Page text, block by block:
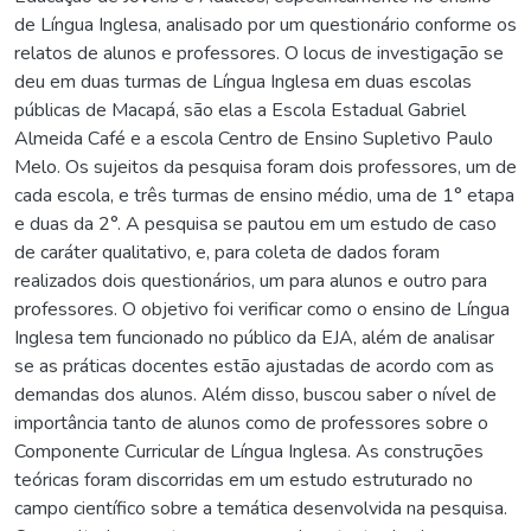
de Língua Inglesa, analisado por um questionário conforme os
relatos de alunos e professores. O locus de investigação se
deu em duas turmas de Língua Inglesa em duas escolas
públicas de Macapá, são elas a Escola Estadual Gabriel
Almeida Café e a escola Centro de Ensino Supletivo Paulo
Melo. Os sujeitos da pesquisa foram dois professores, um de
cada escola, e três turmas de ensino médio, uma de 1° etapa
e duas da 2°. A pesquisa se pautou em um estudo de caso
de caráter qualitativo, e, para coleta de dados foram
realizados dois questionários, um para alunos e outro para
professores. O objetivo foi verificar como o ensino de Língua
Inglesa tem funcionado no público da EJA, além de analisar
se as práticas docentes estão ajustadas de acordo com as
demandas dos alunos. Além disso, buscou saber o nível de
importância tanto de alunos como de professores sobre o
Componente Curricular de Língua Inglesa. As construções
teóricas foram discorridas em um estudo estruturado no
campo científico sobre a temática desenvolvida na pesquisa.